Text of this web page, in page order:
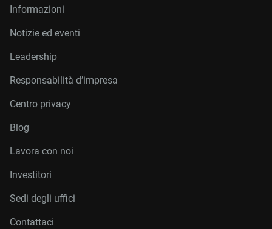
Informazioni
Notizie ed eventi
Leadership
Responsabilità d’impresa
Centro privacy
Blog
Lavora con noi
Investitori
Sedi degli uffici
Contattaci